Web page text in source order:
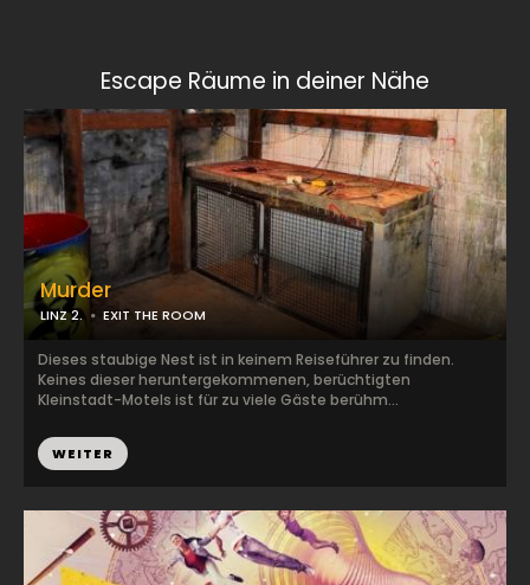
Escape Räume in deiner Nähe
Murder
LINZ 2. EXIT THE ROOM
Dieses staubige Nest ist in keinem Reiseführer zu finden.
Keines dieser heruntergekommenen, berüchtigten
Kleinstadt-Motels ist für zu viele Gäste berühm...
WEITER